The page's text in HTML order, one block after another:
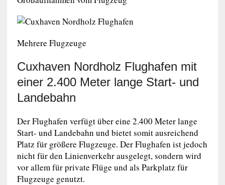
Mehrere Flugzeuge
Cuxhaven Nordholz Flughafen mit
einer 2.400 Meter lange Start- und
Landebahn
Der Flughafen verfügt über eine 2.400 Meter lange
Start- und Landebahn und bietet somit ausreichend
Platz für größere Flugzeuge. Der Flughafen ist jedoch
nicht für den Linienverkehr ausgelegt, sondern wird
vor allem für private Flüge und als Parkplatz für
Flugzeuge genutzt.